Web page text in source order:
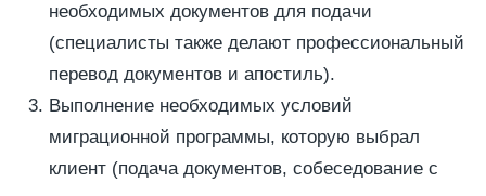
необходимых документов для подачи
(специалисты также делают профессиональный
перевод документов и апостиль).
Выполнение необходимых условий
миграционной программы, которую выбрал
клиент (подача документов, собеседование с